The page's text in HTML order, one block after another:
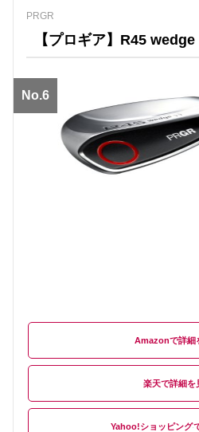
PRGR
【プロギア】R45 wedge
No.6
Amazon
楽天
Yahoo!ショッピング